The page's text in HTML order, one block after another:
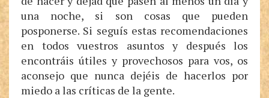
una noche, si son cosas que pueden
posponerse. Si seguís estas recomendaciones
en todos vuestros asuntos y después los
encontráis útiles y provechosos para vos, os
aconsejo que nunca dejéis de hacerlos por
miedo a las críticas de la gente.